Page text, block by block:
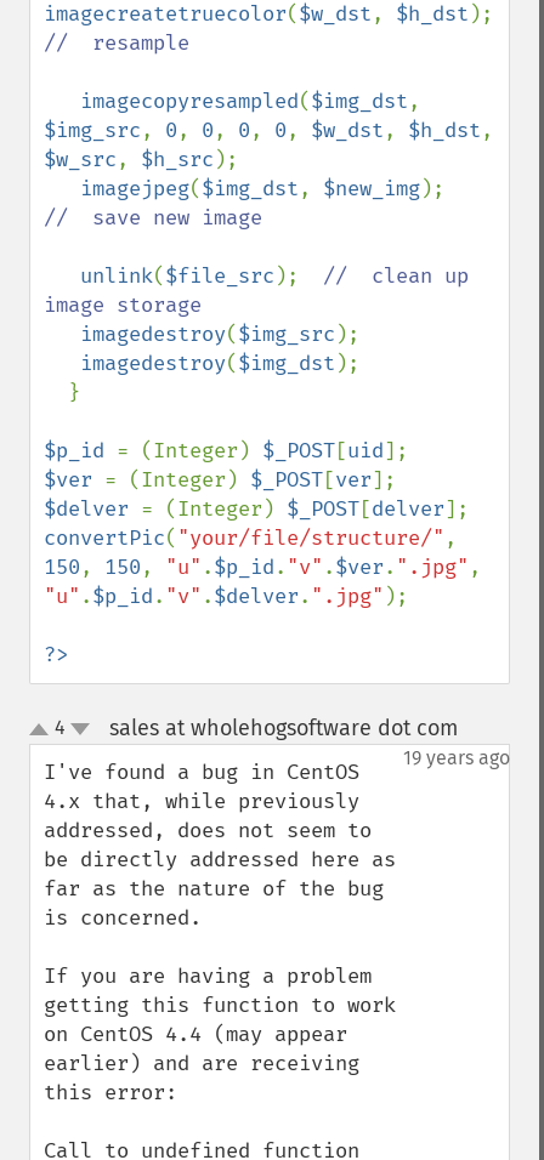
imagecreatetruecolor($w_dst, $h_dst
//  resample
imagecopyresampled($img_dst
$img_src, 0, 0, 0, 0, $w_dst, $h_dst
$w_src, $h_src );
imagejpeg($img_dst, $new_img
//  save new image
unlink($file_src ); //  clean up
image storage
imagedestroy($img_src );
imagedestroy($img_dst );
$p_id = (Integer) $_POST[uid
$ver = (Integer) $_POST[ver
$delver = (Integer) $_POST[delver
convertPic( "your/file/structure/"
150, 150, "u" .$p_id. "v" .$ver. ".jpg"
"u" .$p_id. "v" .$delver. ".jpg" );
?>
up
down
4 sales at wholehogsoftware dot com
19 years ago
I've found a bug in CentOS
4.x that, while previously
addressed, does not seem to
be directly addressed here as
far as the nature of the bug
is concerned.
If you are having a problem
getting this function to work
on CentOS 4.4 (may appear
earlier) and are receiving
this error:
Call to undefined function